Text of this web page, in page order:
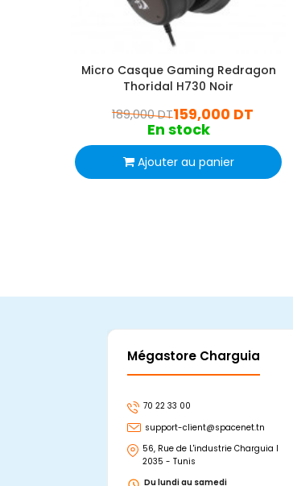
Micro Casque Gaming Redragon
Thoridal H730 Noir
159,000 DT
189,000 DT
En stock
Ajouter au panier
Mégastore Charguia
70 22 33 00
support-client@spacenet.tn
56, Rue de L'industrie Charguia I
2035 - Tunis
Du lundi au samedi